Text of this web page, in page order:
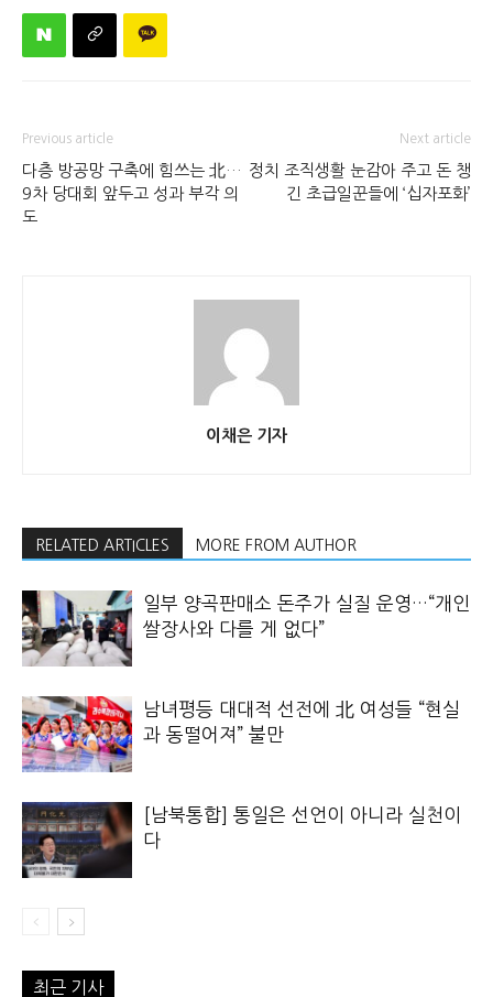
Previous article
다층 방공망 구축에 힘쓰는 北…
9차 당대회 앞두고 성과 부각 의
도
Next article
정치 조직생활 눈감아 주고 돈 챙
긴 초급일꾼들에 ‘십자포화’
이채은 기자
RELATED ARTICLES MORE FROM AUTHOR
일부 양곡판매소 돈주가 실질 운영…“개인
쌀장사와 다를 게 없다”
남녀평등 대대적 선전에 北 여성들 “현실
과 동떨어져” 불만
[남북통합] 통일은 선언이 아니라 실천이
다
최근 기사